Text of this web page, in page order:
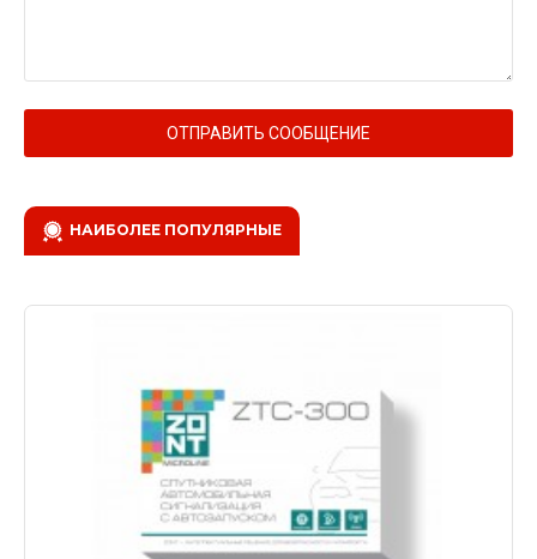
ОТПРАВИТЬ СООБЩЕНИЕ
НАИБОЛЕЕ ПОПУЛЯРНЫЕ